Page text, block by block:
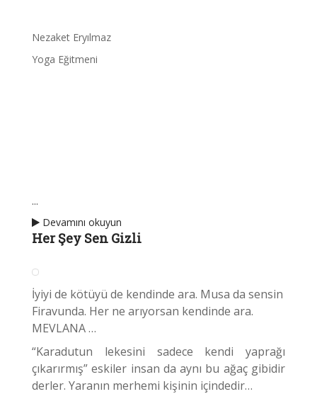
Nezaket Eryılmaz
Yoga Eğitmeni
...
Devamını okuyun
Her Şey Sen Gizli
İyiyi de kötüyü de kendinde ara. Musa da sensin
Firavunda. Her ne arıyorsan kendinde ara.
MEVLANA …
“Karadutun lekesini sadece kendi yaprağı
çıkarırmış” eskiler insan da aynı bu ağaç gibidir
derler. Yaranın merhemi kişinin içindedir…